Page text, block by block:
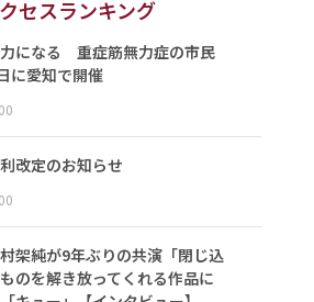
セスランキング
になる 重症筋無力症の市民
に愛知で開催
改定のお知らせ
架純が9年ぶりの共演「閉じ込
のを解き放ってくれる作品に